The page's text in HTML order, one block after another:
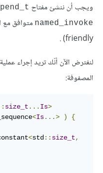
ويجب أن ننشئ مفتاح
‎named_invoke‎
friendly) .
لنفترض الآن أنّك تريد إجراء
المصفوفة:
size_t ... Is>
<Is...> )
{
<std :: size_t,